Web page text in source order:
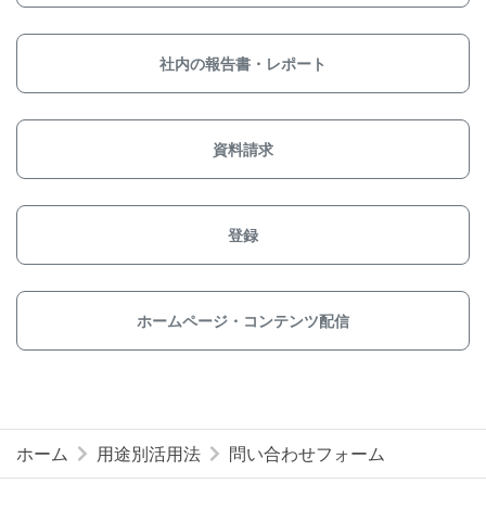
社内の報告書・レポート
資料請求
登録
ホームページ・コンテンツ配信
ホーム 用途別活用法 問い合わせフォーム